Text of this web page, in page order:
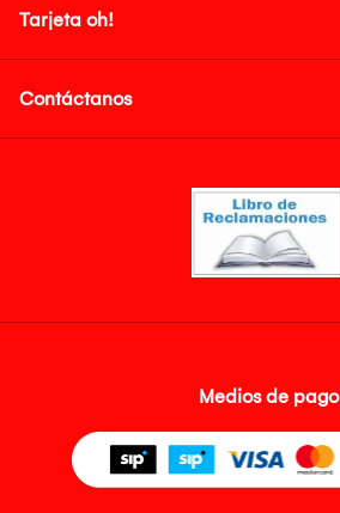
Tarjeta oh!
Contáctanos
Medios de pago